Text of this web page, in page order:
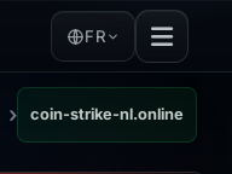
FR
› coin-strike-nl.online